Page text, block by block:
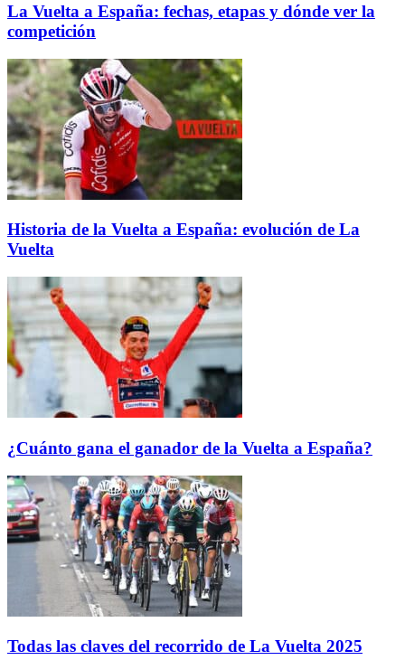
La Vuelta a España: fechas, etapas y dónde ver la
competición
Historia de la Vuelta a España: evolución de La
Vuelta
¿Cuánto gana el ganador de la Vuelta a España?
Todas las claves del recorrido de La Vuelta 2025